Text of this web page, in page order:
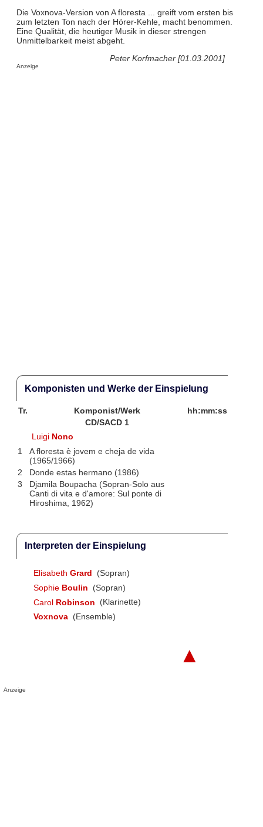
Die Voxnova-Version von A floresta ... greift vom ersten bis
zum letzten Ton nach der Hörer-Kehle, macht benommen.
Eine Qualität, die heutiger Musik in dieser strengen
Unmittelbarkeit meist abgeht.
Peter Korfmacher [01.03.2001]
Anzeige
Komponisten und Werke der Einspielung
Tr. Komponist/Werk
hh:mm:ss
CD/SACD 1
Luigi Nono
1
A floresta è jovem e cheja de vida
(1965/1966)
2
Donde estas hermano (1986)
3
Djamila Boupacha (Sopran-Solo aus
Canti di vita e d'amore: Sul ponte di
Hiroshima, 1962)
Interpreten der Einspielung
Elisabeth Grard
(Sopran)
Sophie Boulin
(Sopran)
Carol Robinson
(Klarinette)
Voxnova (Ensemble)
▲
Anzeige